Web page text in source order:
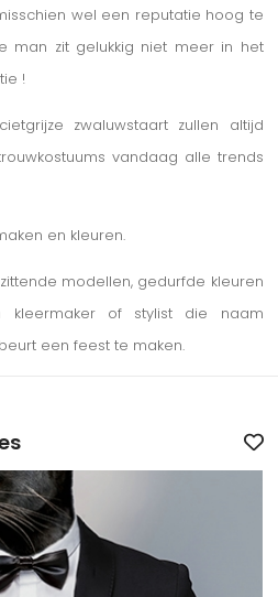
wel een reputatie hoog te
man zit gelukkig niet meer in het
!
zwaluwstaart zullen altijd
vandaag alle trends
en kleuren.
modellen, gedurfde kleuren
kleermaker of stylist die naam
een feest te maken.